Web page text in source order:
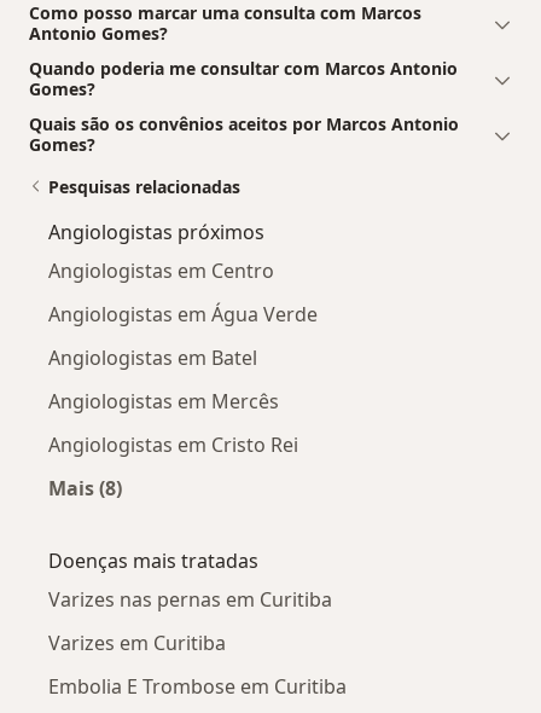
Como posso marcar uma consulta com Marcos
Antonio Gomes?
Quando poderia me consultar com Marcos Antonio
Gomes?
Quais são os convênios aceitos por Marcos Antonio
Gomes?
Pesquisas relacionadas
Angiologistas próximos
Angiologistas em Centro
Angiologistas em Água Verde
Angiologistas em Batel
Angiologistas em Mercês
Angiologistas em Cristo Rei
Mais (8)
Doenças mais tratadas
Varizes nas pernas em Curitiba
Varizes em Curitiba
Embolia E Trombose em Curitiba